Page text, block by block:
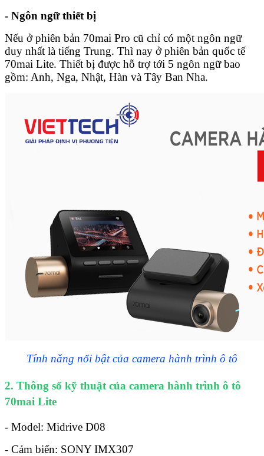
- Ngôn ngữ thiết bị
Nếu ở phiên bản 70mai Pro cũ chỉ có một ngôn ngữ
duy nhất là tiếng Trung. Thì nay ở phiên bản quốc tế
70mai Lite. Thiết bị được hỗ trợ tới 5 ngôn ngữ bao
gồm: Anh, Nga, Nhật, Hàn và Tây Ban Nha.
Tính năng nổi bật của camera hành trình ô tô
2. Thông số kỹ thuật của camera hành trình ô tô
70mai Lite
- Model: Midrive D08
- Cảm biến: SONY IMX307